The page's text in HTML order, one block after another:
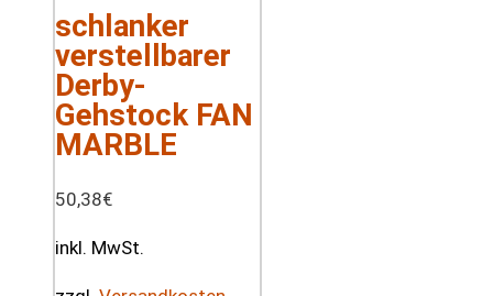
schlanker
verstellbarer
Derby-
Gehstock FAN
MARBLE
50,38€
inkl. MwSt.